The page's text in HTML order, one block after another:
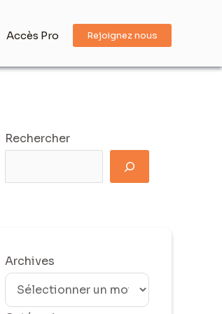
Accès Pro Rejoignez nous
Rechercher
Archives